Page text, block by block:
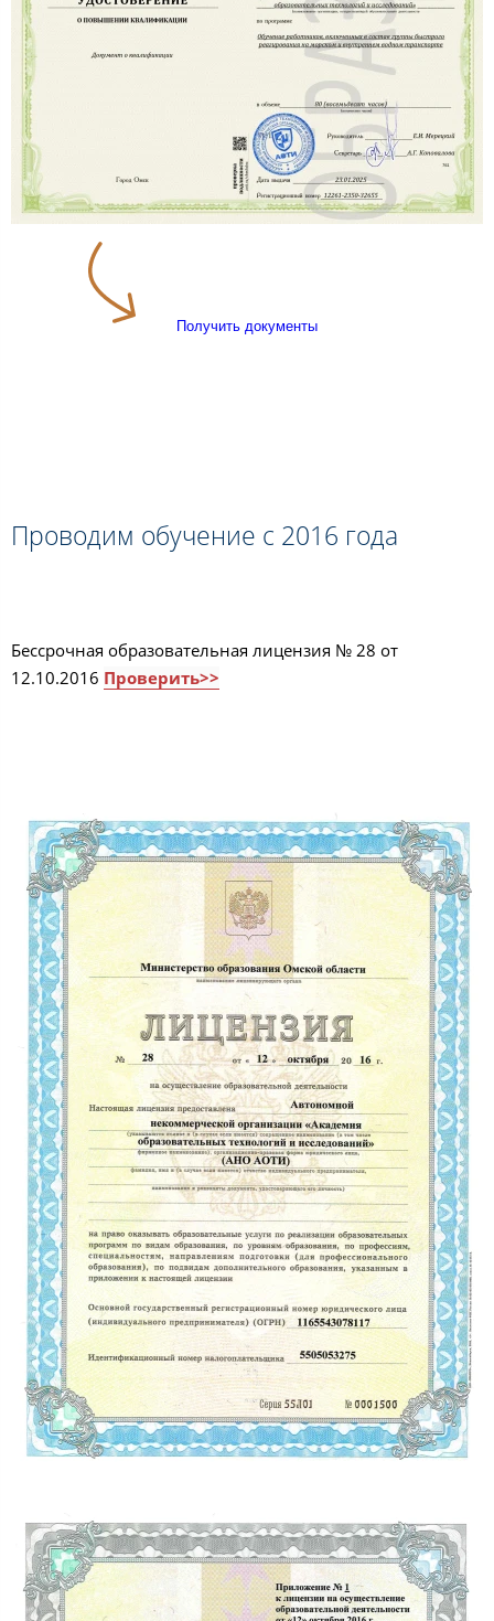
Получить документы
Проводим обучение с 2016 года
Бессрочная образовательная лицензия № 28 от
12.10.2016 Проверить>>